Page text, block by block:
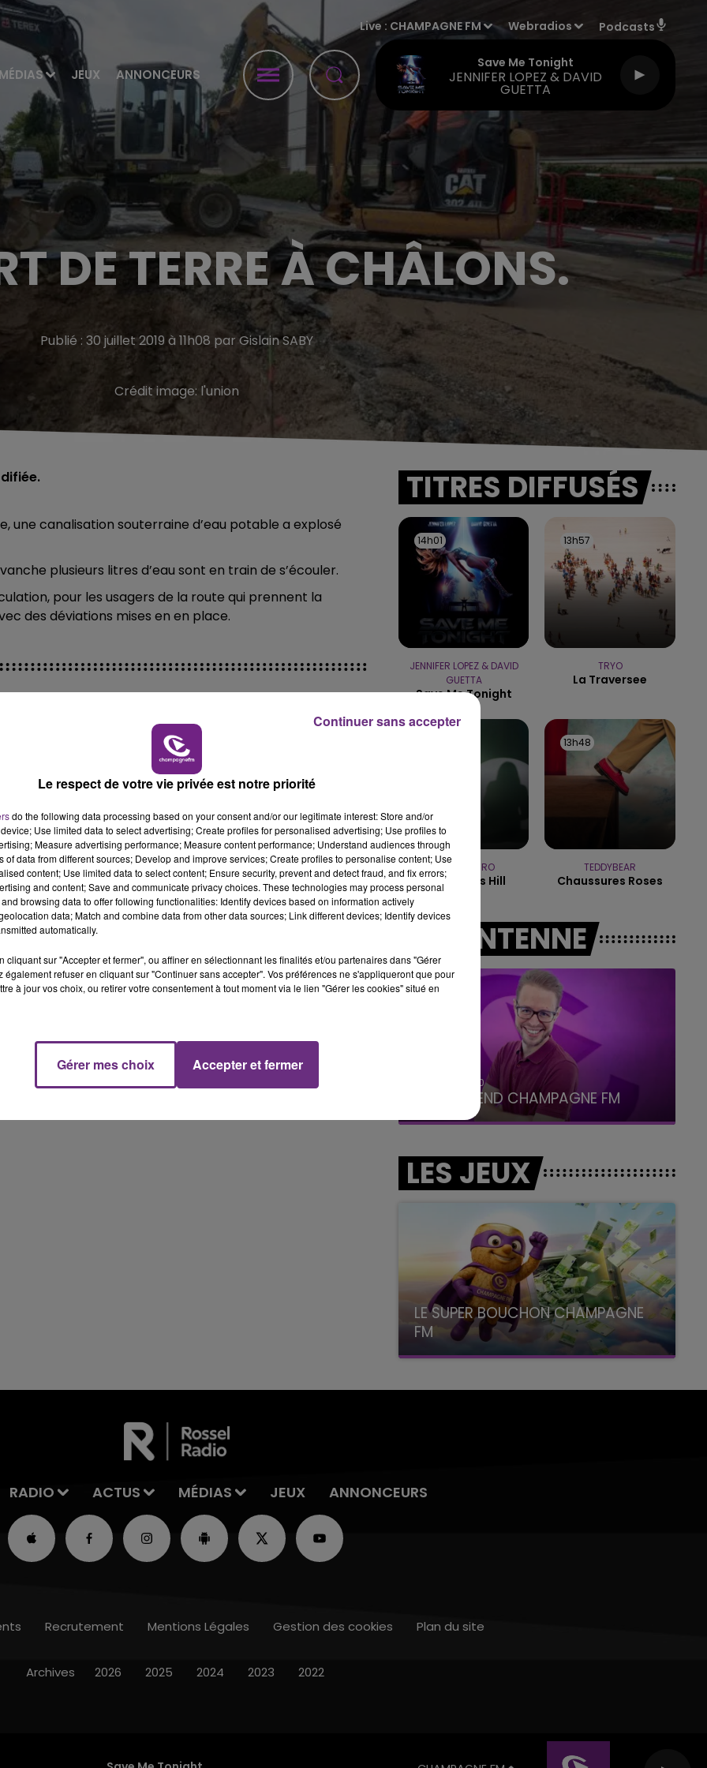
MÉDIAS JEUX ANNONCEURS
Live : CHAMPAGNE FM Webradios Podcasts
Save Me Tonight
JENNIFER LOPEZ & DAVID
GUETTA
16h00 - 20h00
LE WEEK-END CHAMPAGNE FM
7h00 - 12h00
LE WEEK-END CHAMPAGNE FM
DE TERRE À CHÂLONS.
Publié : 30 juillet 2019 à 11h08 par Gislain SABY
Crédit image: l'union
canalisation souterraine d’eau potable a explosé
plusieurs litres d’eau sont en train de s’écouler.
pour les usagers de la route qui prennent la
des déviations mises en en place.
LE MAGASIN JOUÉCLUB DE REIMS FERME
SES PORTES
C'était l'une des institutions du centre-ville
rémois. Le magasin JouéClub est contraint de
fermer ses portes.
TITRES DIFFUSÉS
14h01
14h01
JENNIFER LOPEZ & DAVID
GUETTA
Save Me Tonight
13h57
13h57
TRYO
La Traversee
SIENNA SPIRO
Die On This Hill
13h48
13h48
TEDDYBEAR
Chaussures Roses
A L'ANTENNE
16h00 - 20h00
LE WEEK-END CHAMPAGNE FM
LES JEUX
LE SUPER BOUCHON CHAMPAGNE
FM
avec La Famille Champagne FM, à 8H10
RADIO ACTUS MÉDIAS JEUX ANNONCEURS
Recrutement Mentions Légales Gestion des cookies Plan du site
Archives 2026 2025 2024 2023 2022
Le respect de votre vie privée est notre priorité
do the following data processing based on your consent and/or our legitimate interest: Store and/or
Use limited data to select advertising; Create profiles for personalised advertising; Use profiles to
Measure advertising performance; Measure content performance; Understand audiences through
of data from different sources; Develop and improve services; Create profiles to personalise content; Use
content; Use limited data to select content; Ensure security, prevent and detect fraud, and fix errors;
and content; Save and communicate privacy choices. These technologies may process personal
browsing data to offer following functionalities: Identify devices based on information actively
data; Match and combine data from other data sources; Link different devices; Identify devices
automatically.
cliquant sur "Accepter et fermer", ou affiner en sélectionnant les finalités et/ou partenaires dans "Gérer
également refuser en cliquant sur "Continuer sans accepter". Vos préférences ne s'appliqueront que pour
à jour vos choix, ou retirer votre consentement à tout moment via le lien "Gérer les cookies" situé en
Gérer mes choix Accepter et fermer
Continuer sans accepter